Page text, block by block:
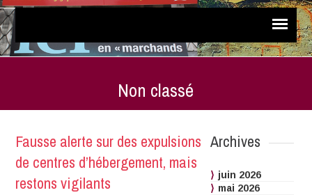
Non classé
Fausse alerte sur des expulsions
de centres d’hébergement, mais
restons vigilants
Archives
juin 2026
mai 2026